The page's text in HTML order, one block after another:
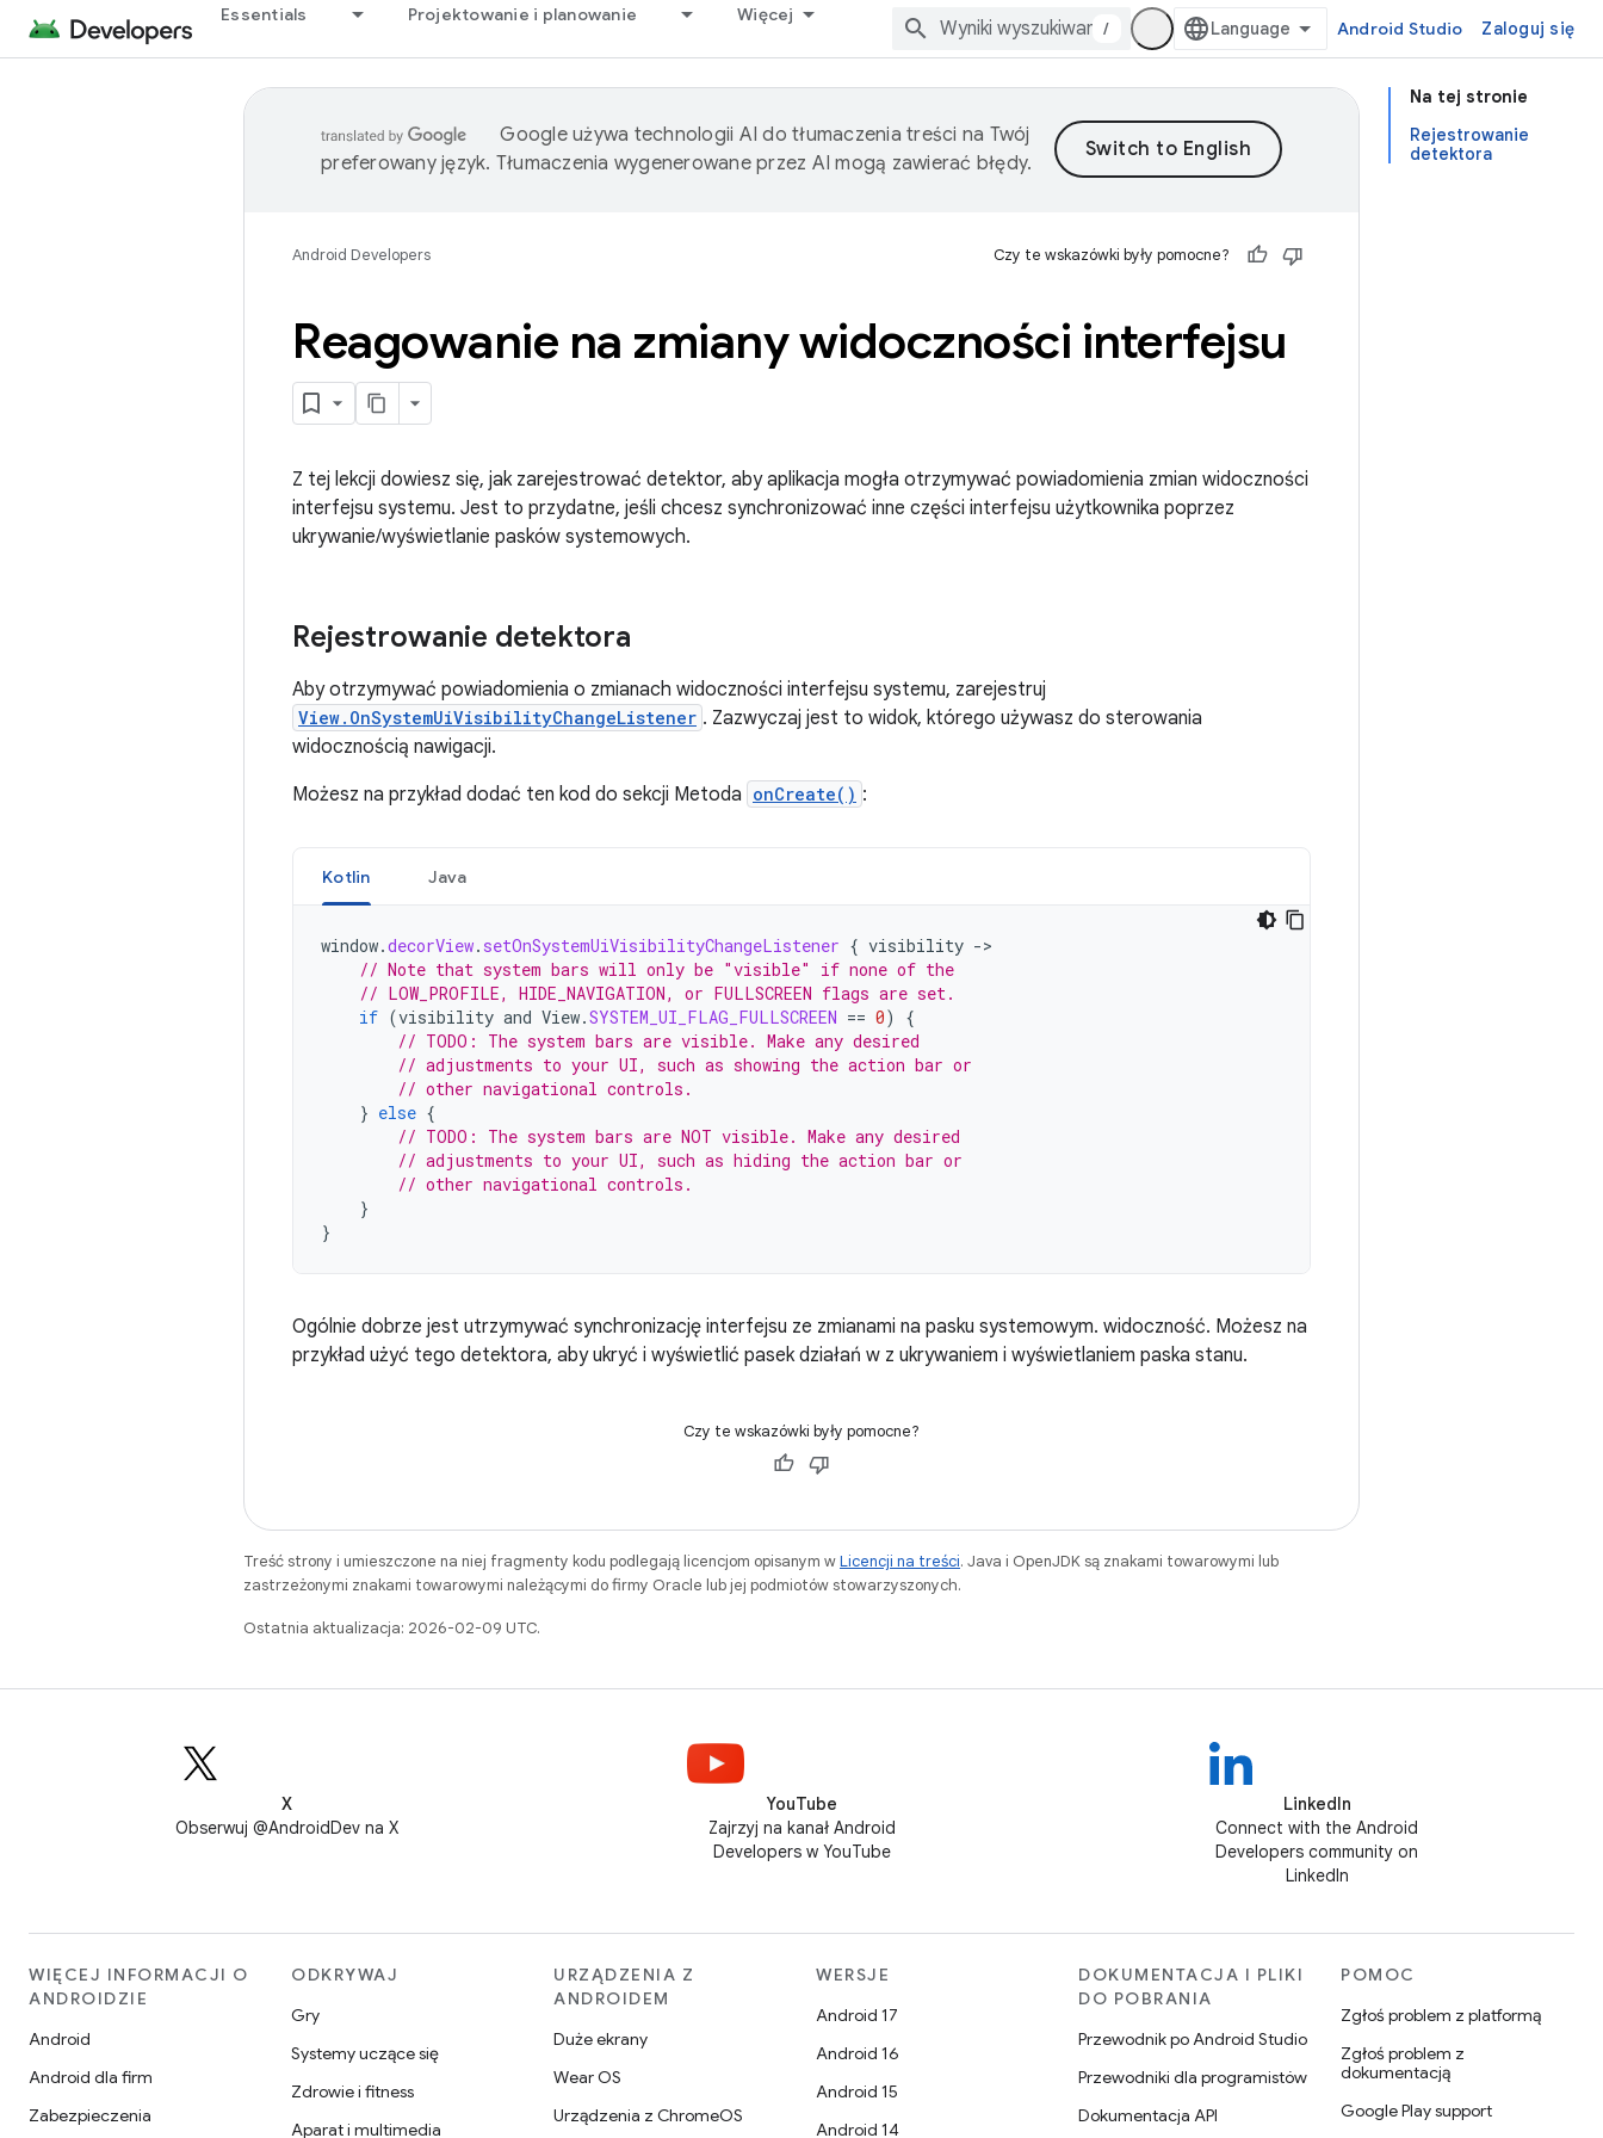
Essentials Projektowanie i planowanie Więcej
/ Android Studio Zaloguj się
Na tej stronie
Rejestrowanie
detektora
Google używa technologii AI do tłumaczenia treści na Twój
preferowany język. Tłumaczenia wygenerowane przez AI mogą zawierać błędy.
Android Developers Czy te wskazówki były pomocne?
Reagowanie na zmiany widoczności interfejsu
Z tej lekcji dowiesz się, jak zarejestrować detektor, aby aplikacja mogła otrzymywać powiadomienia zmian widoczności
interfejsu systemu. Jest to przydatne, jeśli chcesz synchronizować inne części interfejsu użytkownika poprzez
ukrywanie/wyświetlanie pasków systemowych.
Rejestrowanie detektora
Aby otrzymywać powiadomienia o zmianach widoczności interfejsu systemu, zarejestruj
View.OnSystemUiVisibilityChangeListener . Zazwyczaj jest to widok, którego używasz do sterowania
widocznością nawigacji.
Możesz na przykład dodać ten kod do sekcji Metoda onCreate() :
Kotlin Java
window.decorView. setOnSystemUiVisibilityChangeListener { visibility -
// Note that system bars will only be "visible" if none of the
// LOW_PROFILE, HIDE_NAVIGATION, or FULLSCREEN flags are set.
if (visibility and View.SYSTEM_UI_FLAG_FULLSCREEN == 0)
{
// TODO: The system bars are visible. Make any desired
// adjustments to your UI, such as showing the action bar or
// other navigational controls.
} else {
// TODO: The system bars are NOT visible. Make any desired
// adjustments to your UI, such as hiding the action bar or
// other navigational controls.
}
}
Ogólnie dobrze jest utrzymywać synchronizację interfejsu ze zmianami na pasku systemowym. widoczność. Możesz na
przykład użyć tego detektora, aby ukryć i wyświetlić pasek działań w z ukrywaniem i wyświetlaniem paska stanu.
Czy te wskazówki były pomocne?
Treść strony i umieszczone na niej fragmenty kodu podlegają licencjom opisanym wLicencji na treści. Java i OpenJDK są znakami towarowymi lub
zastrzeżonymi znakami towarowymi należącymi do firmy Oracle lub jej podmiotów stowarzyszonych.
Ostatnia aktualizacja: 2026-02-09 UTC.
X
Obserwuj @AndroidDev na X
YouTube
Zajrzyj na kanał Android
Developers w YouTube
LinkedIn
Connect with the Android
Developers community on
LinkedIn
WIĘCEJ INFORMACJI O
ANDROIDZIE
Android
Android dla firm
Zabezpieczenia
ODKRYWAJ
Gry
Systemy uczące się
Zdrowie i fitness
Aparat i multimedia
URZĄDZENIA Z
ANDROIDEM
Duże ekrany
Wear OS
Urządzenia z ChromeOS
WERSJE
Android 17
Android 16
Android 15
Android 14
DOKUMENTACJA I PLIKI
DO POBRANIA
Przewodnik po Android Studio
Przewodniki dla programistów
Dokumentacja API
POMOC
Zgłoś problem z platformą
Zgłoś problem z
dokumentacją
Google Play support